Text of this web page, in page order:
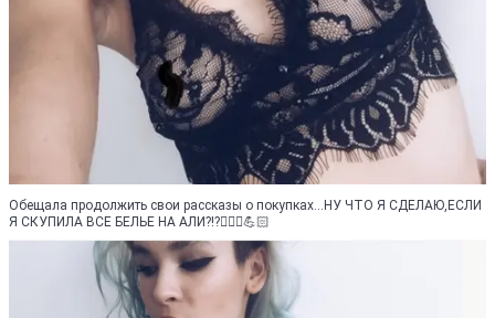
Обещала продолжить свои рассказы о покупках...НУ ЧТО Я СДЕЛАЮ,ЕСЛИ
Я СКУПИЛА ВСЕ БЕЛЬЕ НА АЛИ?!?🤦🏼‍♀️💪🏻